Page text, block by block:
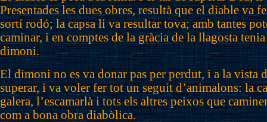
Presentades les dues obres, resultà que el diable va
sortí rodó; la capsa li va resultar tova; amb tantes
caminar, i en comptes de la gràcia de la llagosta
dimoni.
El dimoni no es va donar pas per perdut, i a la vista
superar, i va voler fer tot un seguit d’animalons: la
galera, l’escamarlà i tots els altres peixos que
com a bona obra diabòlica.